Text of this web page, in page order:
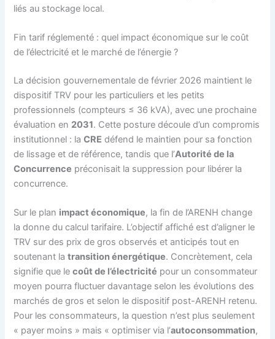
liés au stockage local.
Fin tarif réglementé : quel impact économique sur le coût
de l’électricité et le marché de l’énergie ?
La décision gouvernementale de février 2026 maintient le
dispositif TRV pour les particuliers et les petits
professionnels (compteurs ≤ 36 kVA), avec une prochaine
évaluation en 2031. Cette posture découle d’un compromis
institutionnel : laCRE défend le maintien pour sa fonction
de lissage et de référence, tandis que l’Autorité de la
Concurrence préconisait la suppression pour libérer la
concurrence.
Sur le plan impact économique, la fin de l’ARENH change
la donne du calcul tarifaire. L’objectif affiché est d’aligner le
TRV sur des prix de gros observés et anticipés tout en
soutenant latransition énergétique. Concrètement, cela
signifie que lecoût de l’électricité pour un consommateur
moyen pourra fluctuer davantage selon les évolutions des
marchés de gros et selon le dispositif post-ARENH retenu.
Pour les consommateurs, la question n’est plus seulement
« payer moins » mais « optimiser via l’autoconsommation,